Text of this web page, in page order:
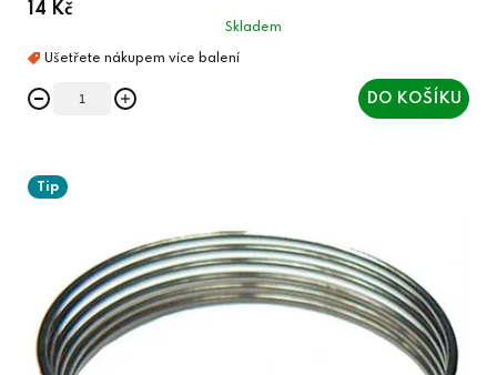
14 Kč
Skladem
DO KOŠÍKU
Tip